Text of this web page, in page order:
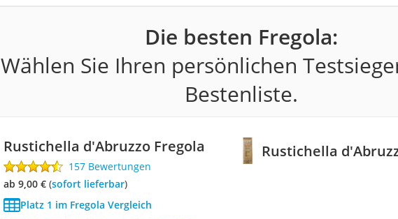
Die besten Fregola:
Wählen Sie Ihren persönlichen
Bestenliste.
Rustichella
Rustichella d'Abruzzo Fregola
157 Bewertungen
ab 9,00 €( Sofort lieferbar)
Platz 1 im Fregola Vergleich